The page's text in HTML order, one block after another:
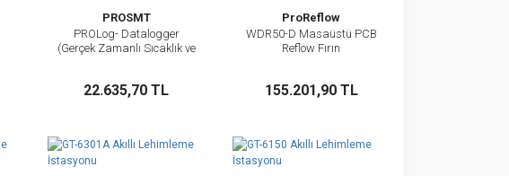
PROSMT
PROLog- Datalogger
(Gerçek Zamanlı Sıcaklık ve
22.635,70 TL
İncele
Sepete Ekle
ProReflow
WDR50-D Masaüstü PCB
Reflow Fırın
155.201,90 TL
İncele
Sepete Ekle